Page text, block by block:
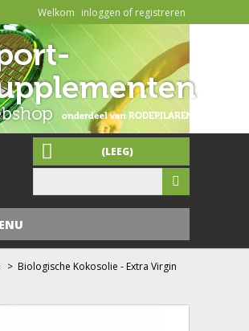
Welkom inloggen of registreren
(LEEG)
> Biologische Kokosolie - Extra Virgin